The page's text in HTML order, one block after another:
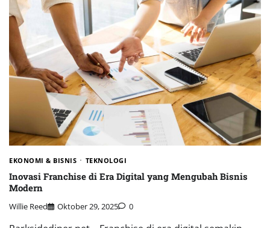
EKONOMI & BISNIS TEKNOLOGI
Inovasi Franchise di Era Digital yang Mengubah Bisnis
Modern
Willie Reed Oktober 29, 2025 0